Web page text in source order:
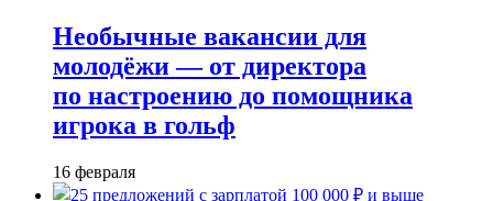
Необычные вакансии для
молодёжи — от директора
по настроению до помощника
игрока в гольф
16 февраля